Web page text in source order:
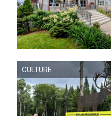
CULTURE